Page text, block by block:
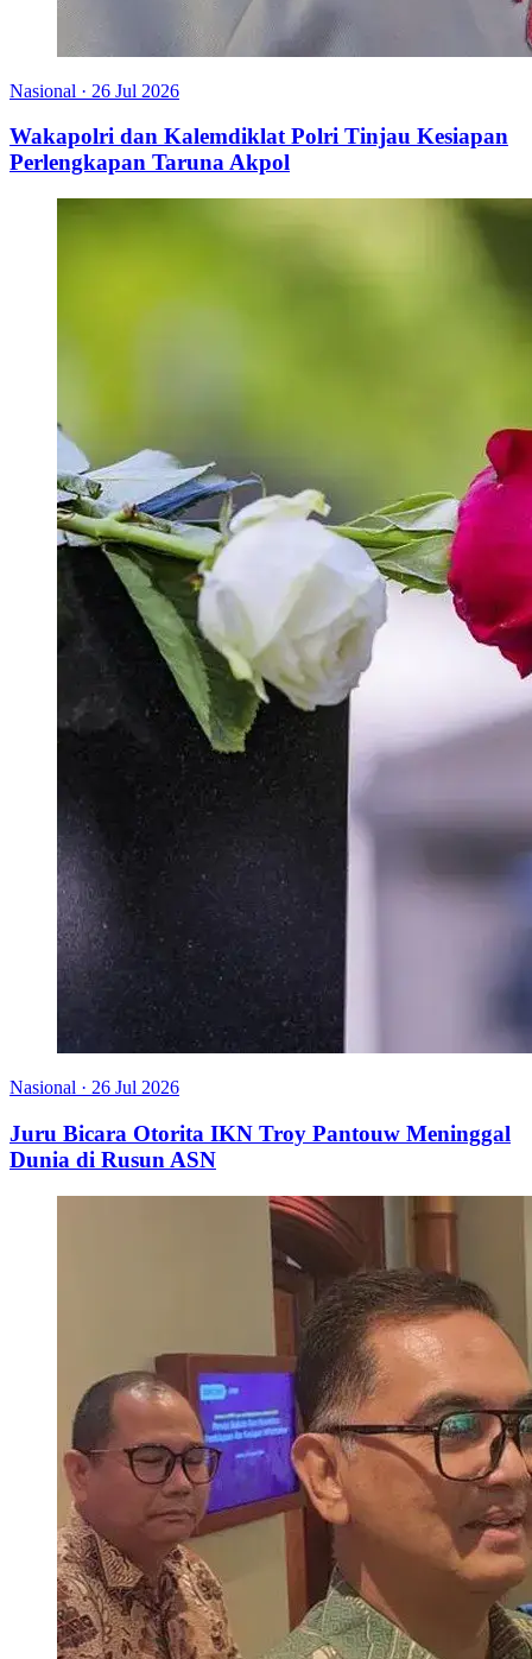
Nasional · 26 Jul 2026
Wakapolri dan Kalemdiklat Polri Tinjau Kesiapan
Perlengkapan Taruna Akpol
Nasional · 26 Jul 2026
Juru Bicara Otorita IKN Troy Pantouw Meninggal
Dunia di Rusun ASN